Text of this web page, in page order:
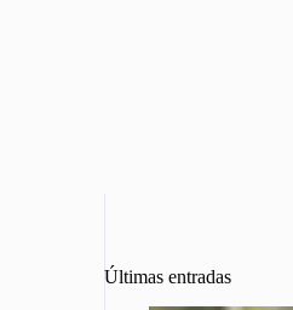
Últimas entradas